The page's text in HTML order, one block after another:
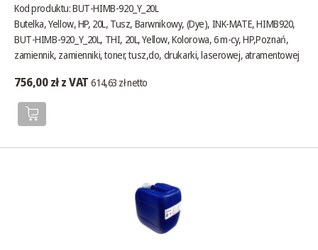
Kod produktu: BUT-HIMB-920_Y_20L
Butelka, Yellow, HP, 20L, Tusz, Barwnikowy, (Dye), INK-MATE, HIMB920,
BUT-HIMB-920_Y_20L, THI, 20L, Yellow, Kolorowa, 6 m-cy, HP,Poznań,
zamiennik, zamienniki, toner, tusz,do, drukarki, laserowej, atramentowej
756,00 zł z VAT 614,63 zł netto